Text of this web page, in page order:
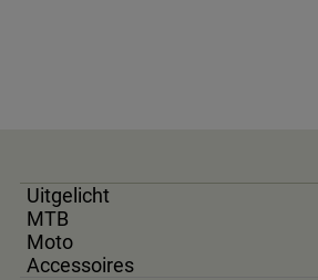
Uitgelicht
MTB
Moto
Accessoires